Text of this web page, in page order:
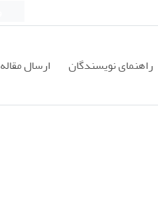
راهنمای نویسندگان ارسال مقاله